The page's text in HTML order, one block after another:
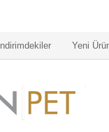
İndirimdekiler Yeni